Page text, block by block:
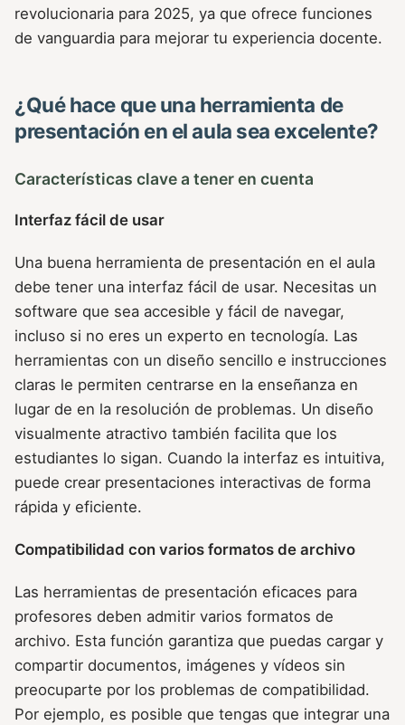
revolucionaria para 2025, ya que ofrece funciones
de vanguardia para mejorar tu experiencia docente.
¿Qué hace que una herramienta de
presentación en el aula sea excelente?
Características clave a tener en cuenta
Interfaz fácil de usar
Una buena herramienta de presentación en el aula
debe tener una interfaz fácil de usar. Necesitas un
software que sea accesible y fácil de navegar,
incluso si no eres un experto en tecnología. Las
herramientas con un diseño sencillo e instrucciones
claras le permiten centrarse en la enseñanza en
lugar de en la resolución de problemas. Un diseño
visualmente atractivo también facilita que los
estudiantes lo sigan. Cuando la interfaz es intuitiva,
puede crear presentaciones interactivas de forma
rápida y eficiente.
Compatibilidad con varios formatos de archivo
Las herramientas de presentación eficaces para
profesores deben admitir varios formatos de
archivo. Esta función garantiza que puedas cargar y
compartir documentos, imágenes y vídeos sin
preocuparte por los problemas de compatibilidad.
Por ejemplo, es posible que tengas que integrar una